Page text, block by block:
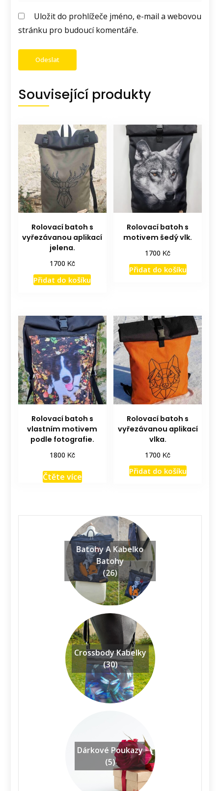
Uložit do prohlížeče jméno, e-mail a webovou
stránku pro budoucí komentáře.
Související produkty
Rolovací batoh s
vyřezávanou aplikací
jelena.
1700 Kč
Přidat do košíku
Rolovací batoh s
motivem šedý vlk.
1700 Kč
Přidat do košíku
Rolovací batoh s
vlastním motivem
podle fotografie.
1800 Kč
Čtěte více
Rolovací batoh s
vyřezávanou aplikací
vlka.
1700 Kč
Přidat do košíku
Batohy A Kabelko
Batohy
(26)
Crossbody Kabelky
(30)
Dárkové Poukazy
(5)